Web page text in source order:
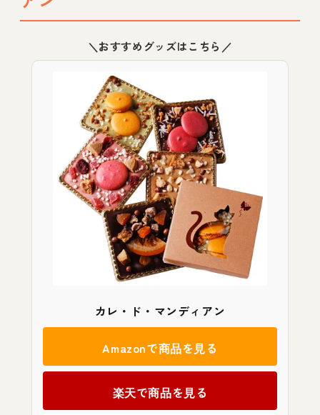
＼おすすめグッズはこちら／
カレ・ド・マンディアン
Amazonで商品を見る
楽天で商品を見る